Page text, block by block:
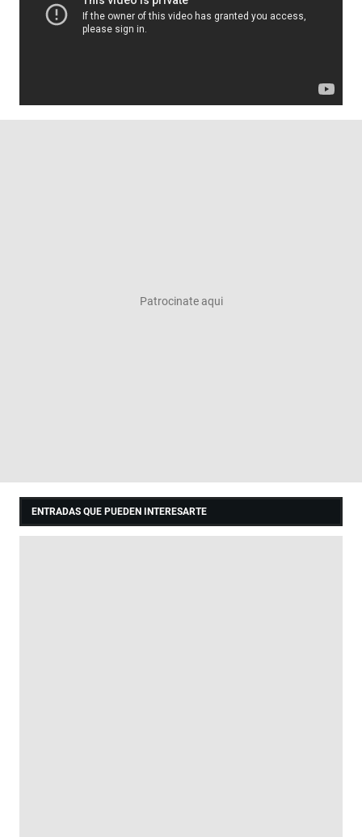
ENTRADAS QUE PUEDEN INTERESARTE